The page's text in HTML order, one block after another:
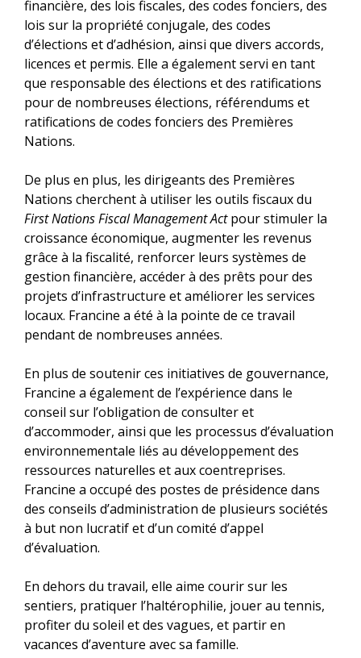
financière, des lois fiscales, des codes fonciers, des
lois sur la propriété conjugale, des codes
d’élections et d’adhésion, ainsi que divers accords,
licences et permis. Elle a également servi en tant
que responsable des élections et des ratifications
pour de nombreuses élections, référendums et
ratifications de codes fonciers des Premières
Nations.
De plus en plus, les dirigeants des Premières
Nations cherchent à utiliser les outils fiscaux du
First Nations Fiscal Management Actpour stimuler la
croissance économique, augmenter les revenus
grâce à la fiscalité, renforcer leurs systèmes de
gestion financière, accéder à des prêts pour des
projets d’infrastructure et améliorer les services
locaux. Francine a été à la pointe de ce travail
pendant de nombreuses années.
En plus de soutenir ces initiatives de gouvernance,
Francine a également de l’expérience dans le
conseil sur l’obligation de consulter et
d’accommoder, ainsi que les processus d’évaluation
environnementale liés au développement des
ressources naturelles et aux coentreprises.
Francine a occupé des postes de présidence dans
des conseils d’administration de plusieurs sociétés
à but non lucratif et d’un comité d’appel
d’évaluation.
En dehors du travail, elle aime courir sur les
sentiers, pratiquer l’haltérophilie, jouer au tennis,
profiter du soleil et des vagues, et partir en
vacances d’aventure avec sa famille.